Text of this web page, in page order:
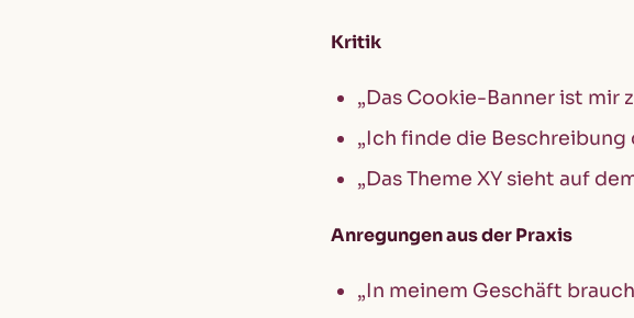
Kritik
„Das Cookie-Banner ist mir
„Ich finde die
„Das Theme XY sieht auf
Anregungen aus der Praxis
„In meinem Geschäft